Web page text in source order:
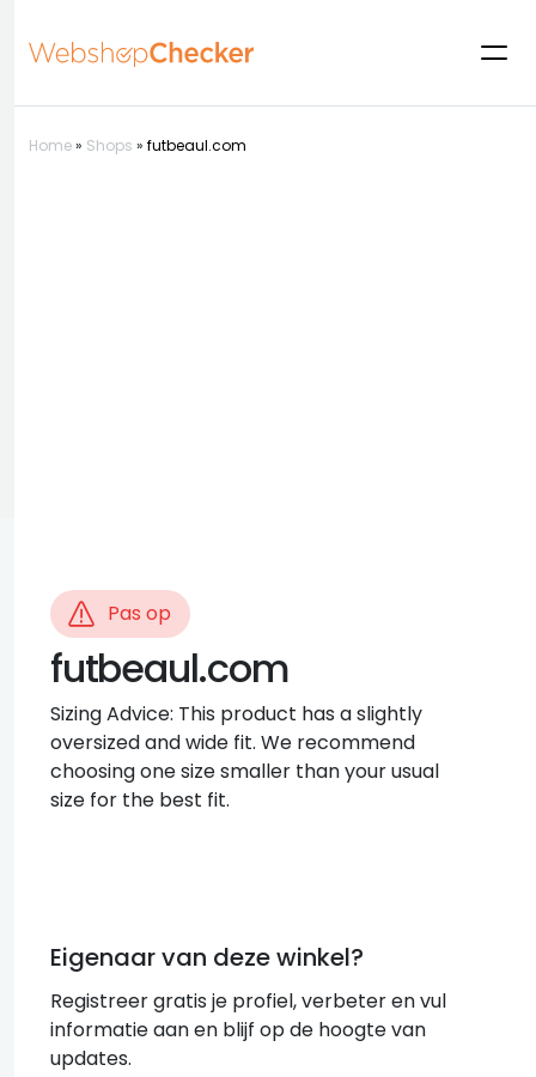
Home» Shops » futbeaul.com
Pas op
futbeaul.com
Sizing Advice: This product has a slightly
oversized and wide fit. We recommend
choosing one size smaller than your usual
size for the best fit.
Eigenaar van deze winkel?
Registreer gratis je profiel, verbeter en vul
informatie aan en blijf op de hoogte van
updates.